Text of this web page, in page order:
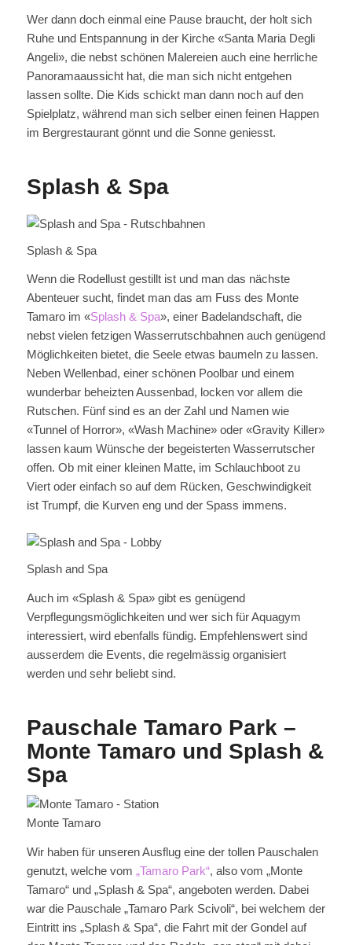
Wer dann doch einmal eine Pause braucht, der holt sich
Ruhe und Entspannung in der Kirche «Santa Maria Degli
Angeli», die nebst schönen Malereien auch eine herrliche
Panoramaaussicht hat, die man sich nicht entgehen
lassen sollte. Die Kids schickt man dann noch auf den
Spielplatz, während man sich selber einen feinen Happen
im Bergrestaurant gönnt und die Sonne geniesst.
Splash & Spa
Splash & Spa
Wenn die Rodellust gestillt ist und man das nächste
Abenteuer sucht, findet man das am Fuss des Monte
Tamaro im «Splash & Spa», einer Badelandschaft, die
nebst vielen fetzigen Wasserrutschbahnen auch genügend
Möglichkeiten bietet, die Seele etwas baumeln zu lassen.
Neben Wellenbad, einer schönen Poolbar und einem
wunderbar beheizten Aussenbad, locken vor allem die
Rutschen. Fünf sind es an der Zahl und Namen wie
«Tunnel of Horror», «Wash Machine» oder «Gravity Killer»
lassen kaum Wünsche der begeisterten Wasserrutscher
offen. Ob mit einer kleinen Matte, im Schlauchboot zu
Viert oder einfach so auf dem Rücken, Geschwindigkeit
ist Trumpf, die Kurven eng und der Spass immens.
Splash and Spa
Auch im «Splash & Spa» gibt es genügend
Verpflegungsmöglichkeiten und wer sich für Aquagym
interessiert, wird ebenfalls fündig. Empfehlenswert sind
ausserdem die Events, die regelmässig organisiert
werden und sehr beliebt sind.
Pauschale Tamaro Park –
Monte Tamaro und Splash &
Spa
Monte Tamaro
Wir haben für unseren Ausflug eine der tollen Pauschalen
genutzt, welche vom „Tamaro Park“, also vom „Monte
Tamaro“ und „Splash & Spa“, angeboten werden. Dabei
war die Pauschale „Tamaro Park Scivoli“, bei welchem der
Eintritt ins „Splash & Spa“, die Fahrt mit der Gondel auf